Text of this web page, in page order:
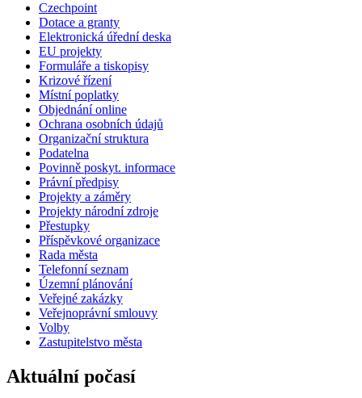
Czechpoint
Dotace a granty
Elektronická úřední deska
EU projekty
Formuláře a tiskopisy
Krizové řízení
Místní poplatky
Objednání online
Ochrana osobních údajů
Organizační struktura
Podatelna
Povinně poskyt. informace
Právní předpisy
Projekty a záměry
Projekty národní zdroje
Přestupky
Příspěvkové organizace
Rada města
Telefonní seznam
Územní plánování
Veřejné zakázky
Veřejnoprávní smlouvy
Volby
Zastupitelstvo města
Aktuální počasí